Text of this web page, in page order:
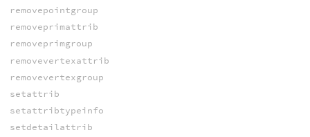
removepointgroup
removeprimattrib
removeprimgroup
removevertexattrib
removevertexgroup
setattrib
setattribtypeinfo
setdetailattrib